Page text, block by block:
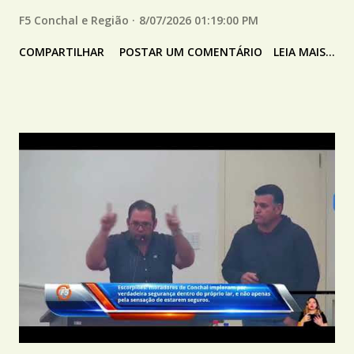
F5 Conchal e Região 8/07/2026 01:19:00 PM
COMPARTILHAR POSTAR UM COMENTÁRIO LEIA MAIS...